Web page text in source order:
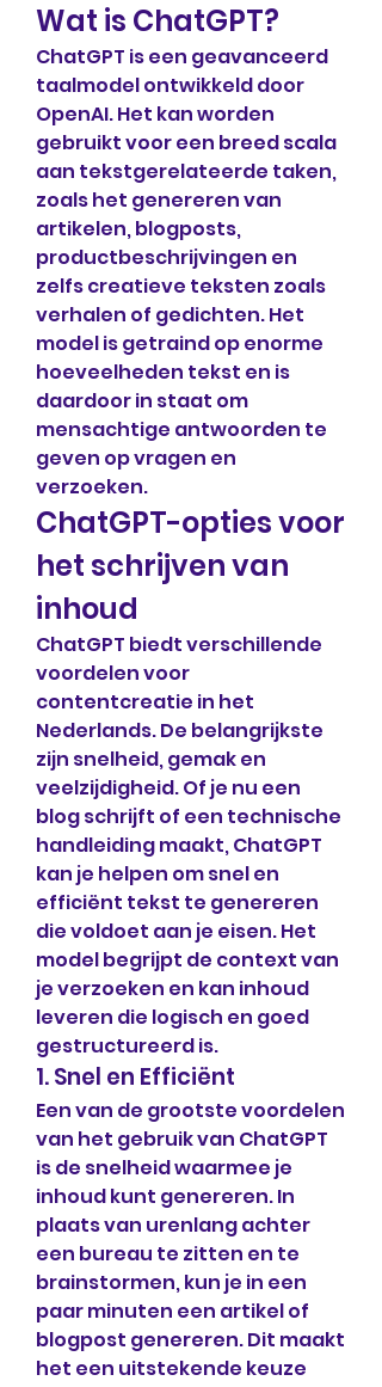
Wat is ChatGPT?
ChatGPT is een geavanceerd
taalmodel ontwikkeld door
OpenAI. Het kan worden
gebruikt voor een breed scala
aan tekstgerelateerde taken,
zoals het genereren van
artikelen, blogposts,
productbeschrijvingen en
zelfs creatieve teksten zoals
verhalen of gedichten. Het
model is getraind op enorme
hoeveelheden tekst en is
daardoor in staat om
mensachtige antwoorden te
geven op vragen en
verzoeken.
ChatGPT-opties voor
het schrijven van
inhoud
ChatGPT biedt verschillende
voordelen voor
contentcreatie in het
Nederlands. De belangrijkste
zijn snelheid, gemak en
veelzijdigheid. Of je nu een
blog schrijft of een technische
handleiding maakt, ChatGPT
kan je helpen om snel en
efficiënt tekst te genereren
die voldoet aan je eisen. Het
model begrijpt de context van
je verzoeken en kan inhoud
leveren die logisch en goed
gestructureerd is.
1. Snel en Efficiënt
Een van de grootste voordelen
van het gebruik van ChatGPT
is de snelheid waarmee je
inhoud kunt genereren. In
plaats van urenlang achter
een bureau te zitten en te
brainstormen, kun je in een
paar minuten een artikel of
blogpost genereren. Dit maakt
het een uitstekende keuze